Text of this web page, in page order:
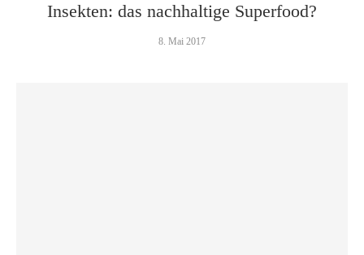
Insekten: das nachhaltige Superfood?
8. Mai 2017